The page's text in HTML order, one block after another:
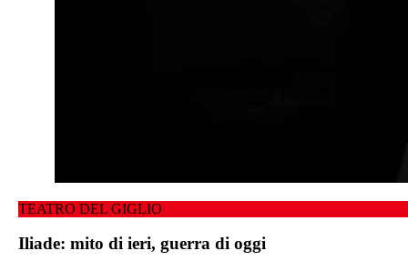
TEATRO DEL GIGLIO
Iliade: mito di ieri, guerra di oggi